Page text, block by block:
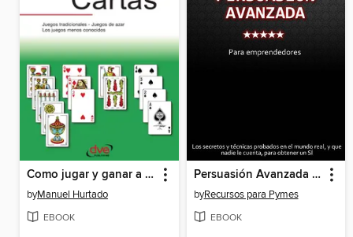
Como jugar y ganar a las cartas
byManuel Hurtado
EBOOK
Persuasión Avanzada para Emprendedores
byRecursos para Pymes
EBOOK